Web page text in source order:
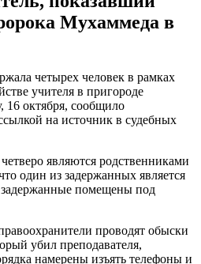
Мухаммеда в
четырех человек в рамках
учителя в пригороде
16 октября, сообщило
на источник в судебных
четверо являются родственниками
один из задержанных является
помещены под
проводят обыски
убил преподавателя,
намерены изъять телефоны и